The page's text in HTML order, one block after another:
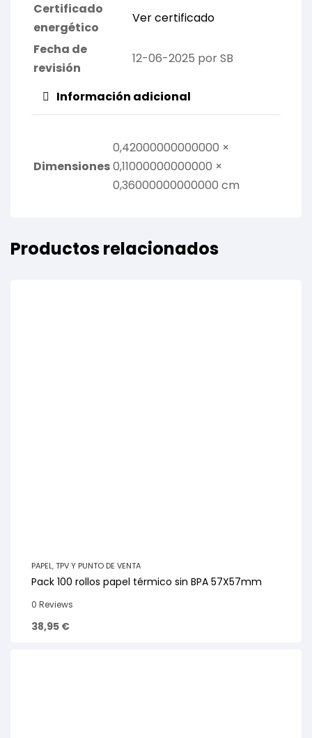
Certificado
energético
Ver certificado
Fecha de
revisión
12-06-2025 por SB
Información adicional
Dimensiones
0,42000000000000 ×
0,11000000000000 ×
0,36000000000000 cm
Productos relacionados
PAPEL,TPV Y PUNTO DE VENTA
Pack 100 rollos papel térmico sin BPA 57X57mm
0 Reviews
38,95 €